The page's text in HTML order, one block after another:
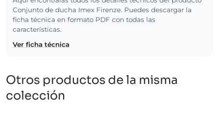
Conjunto de ducha Imex Firenze. Puedes descargar la
ficha técnica en formato PDF con todas las
características.
Ver ficha técnica
Otros productos de la misma
colección